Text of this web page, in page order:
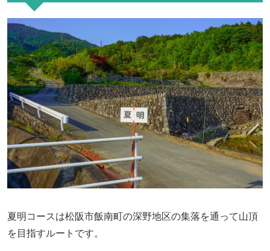
夏明コースは松阪市飯南町の深野地区の集落を通って山頂
を目指すルートです。